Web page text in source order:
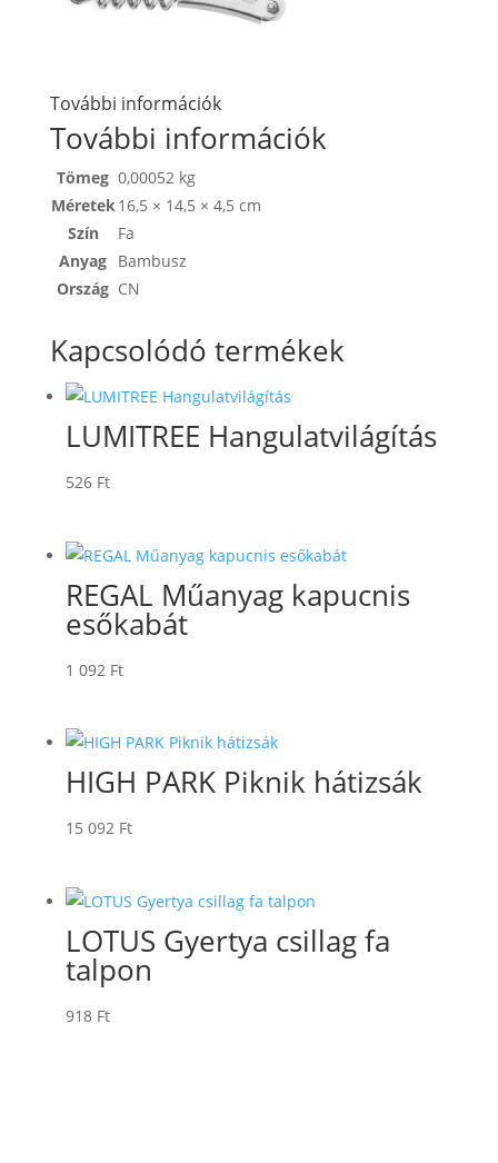
További információk
További információk
Tömeg 0,00052 kg
Méretek16,5 × 14,5 × 4,5 cm
Szín
Fa
Anyag Bambusz
Ország CN
Kapcsolódó termékek
LUMITREE Hangulatvilágítás
526 Ft
REGAL Műanyag kapucnis
esőkabát
1 092 Ft
HIGH PARK Piknik hátizsák
15 092 Ft
LOTUS Gyertya csillag fa
talpon
918 Ft